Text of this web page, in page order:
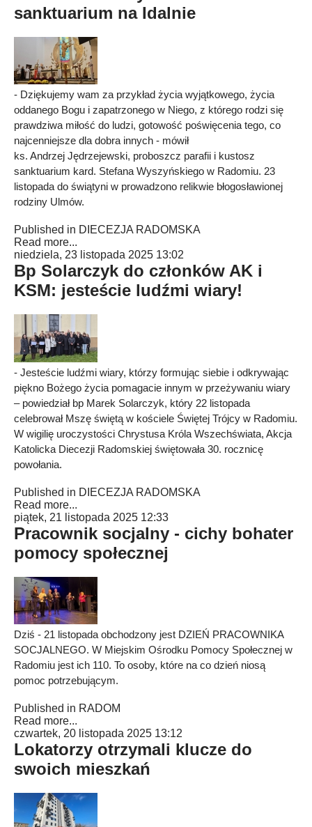
sanktuarium na Idalnie
- Dziękujemy wam za przykład życia wyjątkowego, życia
oddanego Bogu i zapatrzonego w Niego, z którego rodzi się
prawdziwa miłość do ludzi, gotowość poświęcenia tego, co
najcenniejsze dla dobra innych - mówił
ks. Andrzej Jędrzejewski, proboszcz parafii i kustosz
sanktuarium kard. Stefana Wyszyńskiego w Radomiu. 23
listopada do świątyni w prowadzono relikwie błogosławionej
rodziny Ulmów.
Published in DIECEZJA RADOMSKA
Read more...
niedziela, 23 listopada 2025 13:02
Bp Solarczyk do członków AK i
KSM: jesteście ludźmi wiary!
- Jesteście ludźmi wiary, którzy formując siebie i odkrywając
piękno Bożego życia pomagacie innym w przeżywaniu wiary
– powiedział bp Marek Solarczyk, który 22 listopada
celebrował Mszę świętą w kościele Świętej Trójcy w Radomiu.
W wigilię uroczystości Chrystusa Króla Wszechświata, Akcja
Katolicka Diecezji Radomskiej świętowała 30. rocznicę
powołania.
Published in DIECEZJA RADOMSKA
Read more...
piątek, 21 listopada 2025 12:33
Pracownik socjalny - cichy bohater
pomocy społecznej
Dziś - 21 listopada obchodzony jest DZIEŃ PRACOWNIKA
SOCJALNEGO. W Miejskim Ośrodku Pomocy Społecznej w
Radomiu jest ich 110. To osoby, które na co dzień niosą
pomoc potrzebującym.
Published in RADOM
Read more...
czwartek, 20 listopada 2025 13:12
Lokatorzy otrzymali klucze do
swoich mieszkań